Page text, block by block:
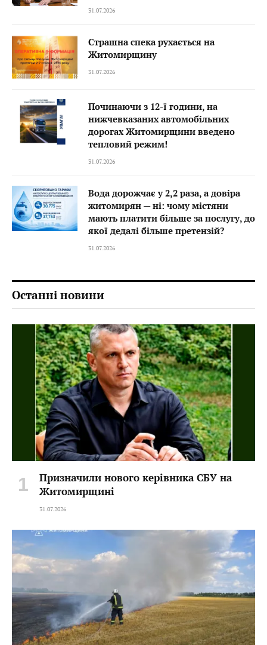
31.07.2026
Страшна спека рухається на
Житомирщину
31.07.2026
Починаючи з 12-ї години, на
нижчевказаних автомобільних
дорогах Житомирщини введено
тепловий режим!
31.07.2026
Вода дорожчає у 2,2 раза, а довіра
житомирян — ні: чому містяни
мають платити більше за послугу, до
якої дедалі більше претензій?
31.07.2026
Останні новини
Призначили нового керівника СБУ на
Житомирщині
31.07.2026